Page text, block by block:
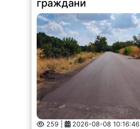
граждани
259 | 2026-08-08 10:16:46